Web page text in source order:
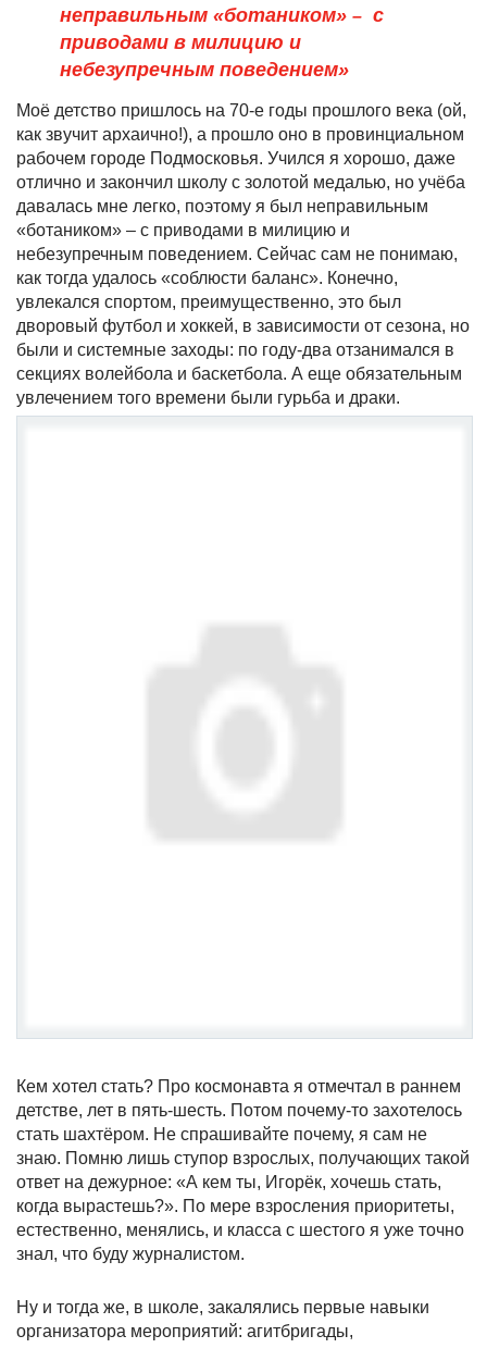
неправильным «ботаником» – с
приводами в милицию и
небезупречным поведением»
Моё детство пришлось на 70-е годы прошлого века (ой,
как звучит архаично!), а прошло оно в провинциальном
рабочем городе Подмосковья. Учился я хорошо, даже
отлично и закончил школу с золотой медалью, но учёба
давалась мне легко, поэтому я был неправильным
«ботаником» – с приводами в милицию и
небезупречным поведением. Сейчас сам не понимаю,
как тогда удалось «соблюсти баланс». Конечно,
увлекался спортом, преимущественно, это был
дворовый футбол и хоккей, в зависимости от сезона, но
были и системные заходы: по году-два отзанимался в
секциях волейбола и баскетбола. А еще обязательным
увлечением того времени были гурьба и драки.
Кем хотел стать? Про космонавта я отмечтал в раннем
детстве, лет в пять-шесть. Потом почему-то захотелось
стать шахтёром. Не спрашивайте почему, я сам не
знаю. Помню лишь ступор взрослых, получающих такой
ответ на дежурное: «А кем ты, Игорёк, хочешь стать,
когда вырастешь?». По мере взросления приоритеты,
естественно, менялись, и класса с шестого я уже точно
знал, что буду журналистом.
Ну и тогда же, в школе, закалялись первые навыки
организатора мероприятий: агитбригады,